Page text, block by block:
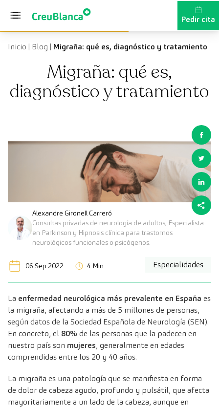
Pedir cita
Inicio | Blog | Migraña: qué es, diagnóstico y tratamiento
Migraña: qué es,
diagnóstico y tratamiento
Alexandre Gironell Carreró
Consultas privadas de neurología de adultos, Especialista
en Parkinson y Hipnosis clínica para trastornos
neurológicos funcionales o psicógenos.
06 Sep 2022 4 Min Especialidades
La enfermedad neurológica más prevalente en España es
la migraña, afectando a más de 5 millones de personas,
según datos de la Sociedad Española de Neurología (SEN).
En concreto, el 80% de las personas que la padecen en
nuestro país son mujeres, generalmente en edades
comprendidas entre los 20 y 40 años.
La migraña es una patología que se manifiesta en forma
de dolor de cabeza agudo, profundo y pulsátil, que afecta
mayoritariamente a un lado de la cabeza, aunque en